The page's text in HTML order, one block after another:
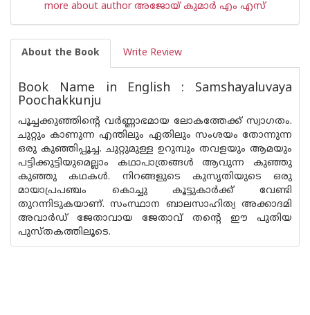
more about author അജോയ് കുമാര്‍ എം എസ്
About the Book Write Review
Book Name in English : Samshayaluvaya
Poochakkunju
പൂച്ചക്കുഞ്ഞിന്റെ വര്‍ണ്ണാഭമായ ലോകത്തേക്ക് സ്വാഗതം.
ചുറ്റും കാണുന്ന എന്തിലും ഏതിലും സംശയം തോന്നുന്ന
ഒരു കുഞ്ഞിപ്പൂച്ച. ചുറ്റുമുള്ള ഉറുമ്പും തവളയും ആമയും
പട്ടിക്കുട്ടിയുമെല്ലാം കഥാപാത്രങ്ങള്‍ ആവുന്ന കുഞ്ഞു
കുഞ്ഞു കഥകള്‍. നിറങ്ങളുടെ കുസൃതിയുടെ ഒരു
മായാപ്രപഞ്ചം കൊച്ചു കൂട്ടുകാര്‍ക്ക് വേണ്ടി
തുറന്നിടുകയാണ്. സംസ്ഥാന ബാലസാഹിത്യ അക്കാദമി
അവാര്‍ഡ് ജേതാവായ ജേതാവ് തന്റെ ഈ പുതിയ
പുസ്തകത്തിലൂടെ.